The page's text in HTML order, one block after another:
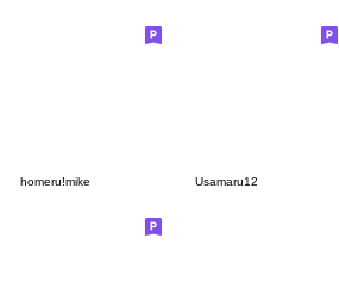
homeru!mike Usamaru12